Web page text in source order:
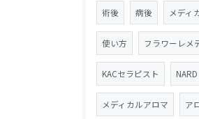
術後 病後 メディ
使い方 フラワーレメ
KACセラピスト
メディカルアロマ ア